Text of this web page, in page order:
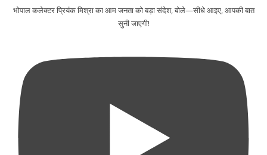
भोपाल कलेक्टर प्रियंक मिश्रा का आम जनता को बड़ा संदेश, बोले—सीधे आइए, आपकी बात
सुनी जाएगी!